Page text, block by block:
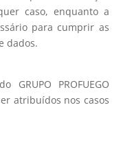
caso, enquanto a
para cumprir as
dados.
PROFUEGO
atribuídos nos casos